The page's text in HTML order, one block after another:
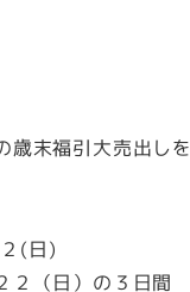
歳末福引大売出しを
(日)
２（日）の３日間